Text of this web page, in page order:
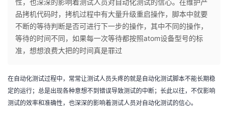
人
主
页
我
的
开
发
性，也深深的影响着测试人员对自动化测试的信心。在维护产
品拷机代码时，拷机过程中有大量升级重启操作，脚本中就要
不断的等待判断是否可进行下一步的操作，其中不同的操作，
等待的时间不同，如果每一次等待都按照atom设备型号的标
准，想想浪费大把的时间真是罪过
在自动化测试过程中，常常让测试人员头疼的就是自动化测试脚本不能长期稳
定的运行；总是出现各种意想不到错误导致测试的中断；长此以往，不仅影响
测试的效率和准确性，也深深的影响着测试人员对自动化测试的信心。